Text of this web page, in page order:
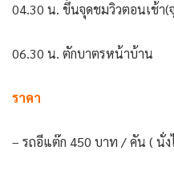
04.30 น. ขึ้นจุดชมวิวตอนเช้า(
06.30 น. ตักบาตรหน้าบ้าน
ราคา
– รถอีแต๊ก 450 บาท / คัน ( นั่ง